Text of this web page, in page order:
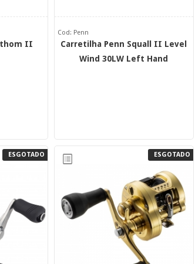
II
Cod: Penn
Carretilha Penn Squall II Level
Wind 30LW Left Hand
ESGOTADO ESGOTADO